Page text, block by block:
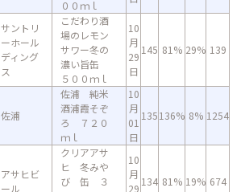
００ｍｌ
サントリ
ーホール
ディング
ス
こだわり酒
場のレモン
サワー冬の
濃い旨缶
５００ｍｌ
10
月
29
日
145 81% 29% 139
佐浦
佐浦 純米
酒浦霞そぞ
ろ ７２０
ｍｌ
10
月
01
日
135136% 8% 1254
アサヒビ
ール
クリアアサ
ヒ 冬みや
び 缶 ３
10
月
29
134 81% 19% 674